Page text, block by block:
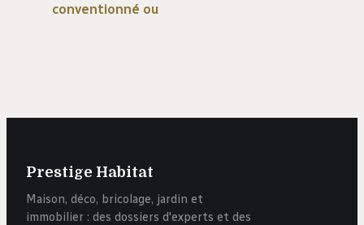
conventionné ou
Prestige Habitat
Maison, déco, bricolage, jardin et
immobilier : des dossiers d'experts et des